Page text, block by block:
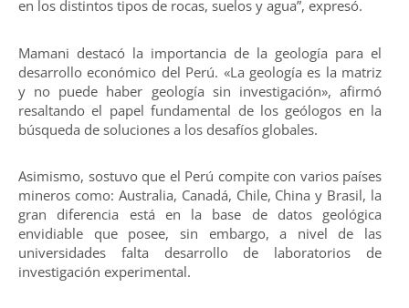
en los distintos tipos de rocas, suelos y agua”, expresó.
Mamani destacó la importancia de la geología para el
desarrollo económico del Perú. «La geología es la matriz
y no puede haber geología sin investigación», afirmó
resaltando el papel fundamental de los geólogos en la
búsqueda de soluciones a los desafíos globales.
Asimismo, sostuvo que el Perú compite con varios países
mineros como: Australia, Canadá, Chile, China y Brasil, la
gran diferencia está en la base de datos geológica
envidiable que posee, sin embargo, a nivel de las
universidades falta desarrollo de laboratorios de
investigación experimental.